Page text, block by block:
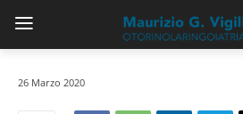
26 Marzo 2020